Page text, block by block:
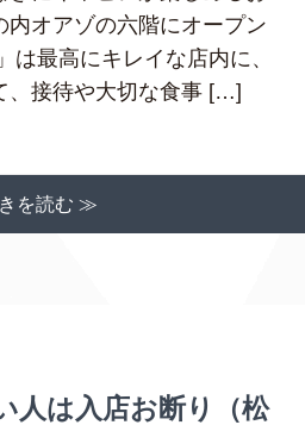
内オアゾの六階にオープン
は最高にキレイな店内に、
、接待や大切な食事 […]
を読む ≫
人は入店お断り（松